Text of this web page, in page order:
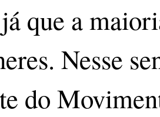
que a
Nesse
do